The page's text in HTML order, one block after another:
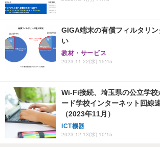
GIGA端末の有償フィルタリ
い
教材・サービス
2023.11.22(水) 15:45
Wi-Fi接続、埼玉県の公立学
ード学校インターネット回線
（2023年11月）
ICT機器
2023.12.13(水) 10:15